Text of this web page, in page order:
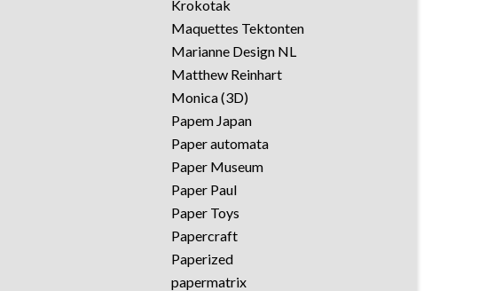
Krokotak
Maquettes Tektonten
Marianne Design NL
Matthew Reinhart
Monica (3D)
Papem Japan
Paper automata
Paper Museum
Paper Paul
Paper Toys
Papercraft
Paperized
papermatrix